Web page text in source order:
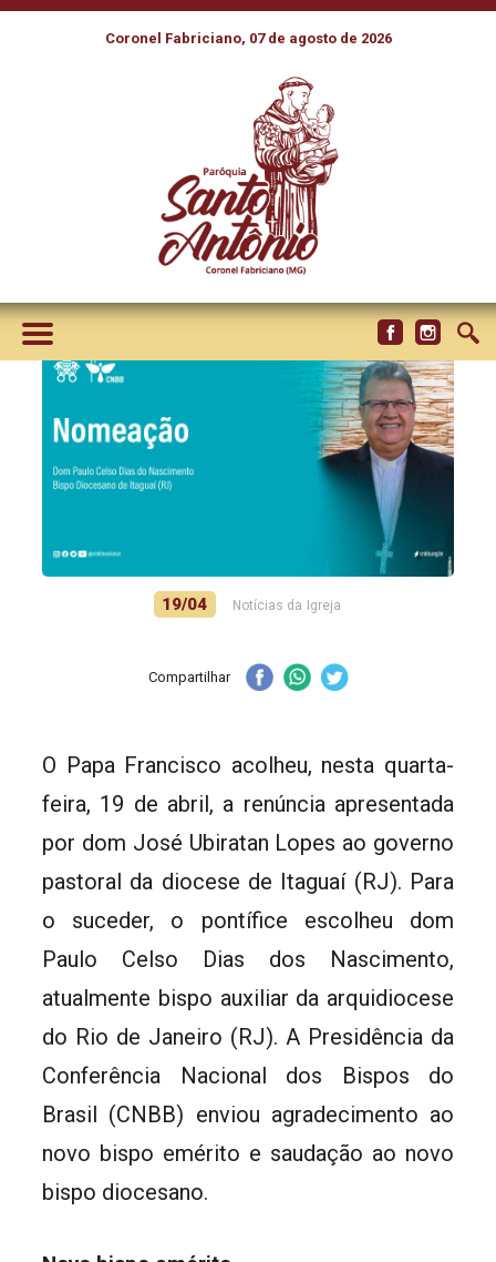
Coronel Fabriciano, 07 de agosto de 2026
DOM PAULO CELSO DIAS DO
NASCIMENTO SUCEDERÁ A
DOM JOSÉ UBIRATAN NA
DIOCESE DE ITAGUAÍ (RJ)
19/04 Notícias da Igreja
Compartilhar
O Papa Francisco acolheu, nesta quarta-
feira, 19 de abril, a renúncia apresentada
por dom José Ubiratan Lopes ao governo
pastoral da diocese de Itaguaí (RJ). Para
o suceder, o pontífice escolheu dom
Paulo Celso Dias dos Nascimento,
atualmente bispo auxiliar da arquidiocese
do Rio de Janeiro (RJ). A Presidência da
Conferência Nacional dos Bispos do
Brasil (CNBB) enviou agradecimento ao
novo bispo emérito e saudação ao novo
bispo diocesano.